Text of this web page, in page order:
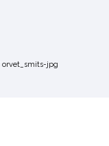
orvet_smits-jpg